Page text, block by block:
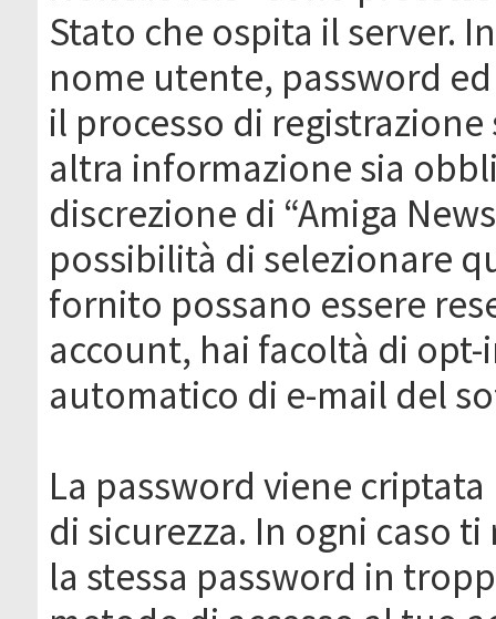
Stato che ospita il server.
nome utente, password
il processo di registrazione
altra informazione sia
discrezione di “Amiga
possibilità di selezionare
fornito possano essere
account, hai facoltà di
automatico di e-mail del
La password viene
di sicurezza. In ogni caso
la stessa password in